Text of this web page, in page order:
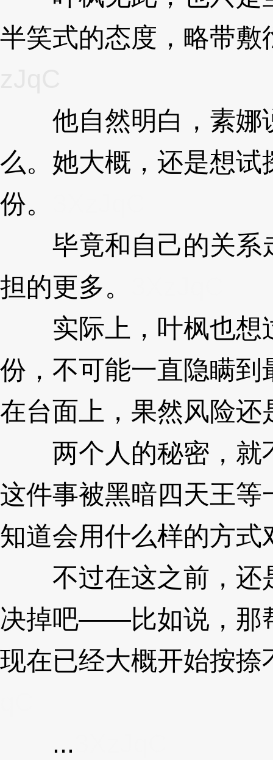
半笑式的态度，略带敷
他自然明白，素娜
么。她大概，还是想试
份。
毕竟和自己的关系
担的更多。
实际上，叶枫也想
份，不可能一直隐瞒
在台面上，果然风险还
两个人的秘密，就
这件事被黑暗四天王
知道会用什么样的方式
不过在这之前，还
决掉吧——比如说，那
现在已经大概开始按捺
...